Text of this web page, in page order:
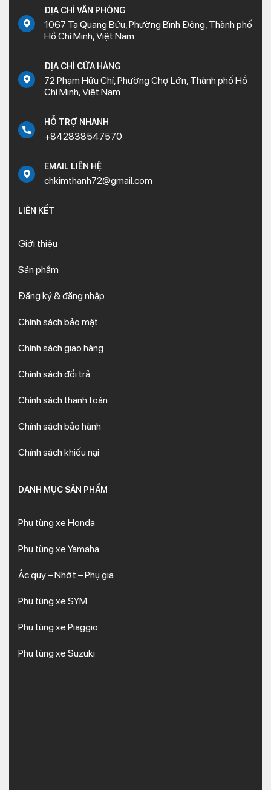
ĐỊA CHỈ VĂN PHÒNG
1067 Tạ Quang Bửu, Phường Bình Đông, Thành phố
Hồ Chí Minh, Việt Nam
ĐỊA CHỈ CỬA HÀNG
72 Phạm Hữu Chí, Phường Chợ Lớn, Thành phố Hồ
Chí Minh, Việt Nam
HỖ TRỢ NHANH
+842838547570
EMAIL LIÊN HỆ
chkimthanh72@gmail.com
LIÊN KẾT
Giới thiệu
Sản phẩm
Đăng ký & đăng nhập
Chính sách bảo mật
Chính sách giao hàng
Chính sách đổi trả
Chính sách thanh toán
Chính sách bảo hành
Chính sách khiếu nại
DANH MỤC SẢN PHẨM
Phụ tùng xe Honda
Phụ tùng xe Yamaha
Ắc quy – Nhớt – Phụ gia
Phụ tùng xe SYM
Phụ tùng xe Piaggio
Phụ tùng xe Suzuki